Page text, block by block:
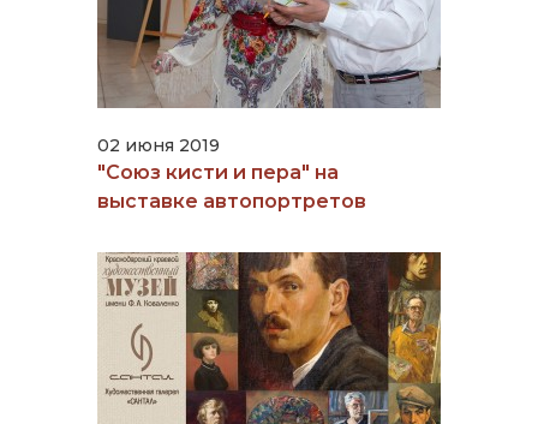
02 июня 2019
"Союз кисти и пера" на
выставке автопортретов